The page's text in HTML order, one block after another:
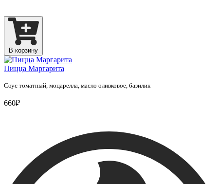
В корзину
Пицца Маргарита
Cоус томатный, моцарелла, масло оливковое, базилик
660₽